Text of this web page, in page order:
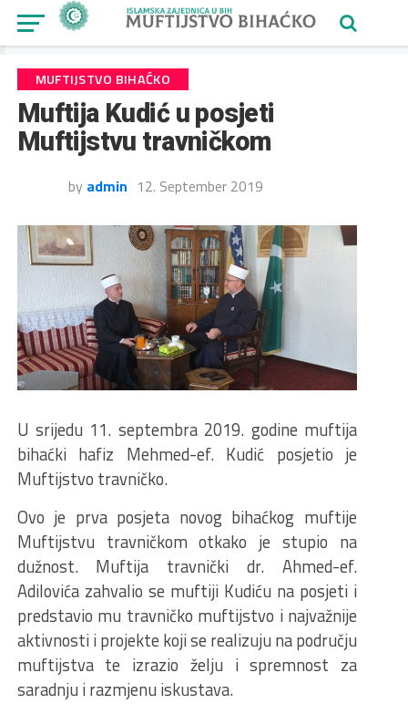
MUFTIJSTVO BIHAĆKO
Muftija Kudić u posjeti
Muftijstvu travničkom
by admin 12. September 2019
U srijedu 11. septembra 2019. godine muftija
bihaćki hafiz Mehmed-ef. Kudić posjetio je
Muftijstvo travničko.
Ovo je prva posjeta novog bihaćkog muftije
Muftijstvu travničkom otkako je stupio na
dužnost. Muftija travnički dr. Ahmed-ef.
Adilovića zahvalio se muftiji Kudiću na posjeti i
predstavio mu travničko muftijstvo i najvažnije
aktivnosti i projekte koji se realizuju na području
muftijstva te izrazio želju i spremnost za
saradnju i razmjenu iskustava.